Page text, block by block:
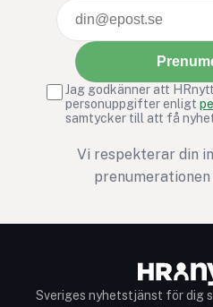
attityd).
Jag godkänner att
personuppgifter enligt
samtycker till att få
Vi respekterar din
Sveriges nyhetstjänst för dig